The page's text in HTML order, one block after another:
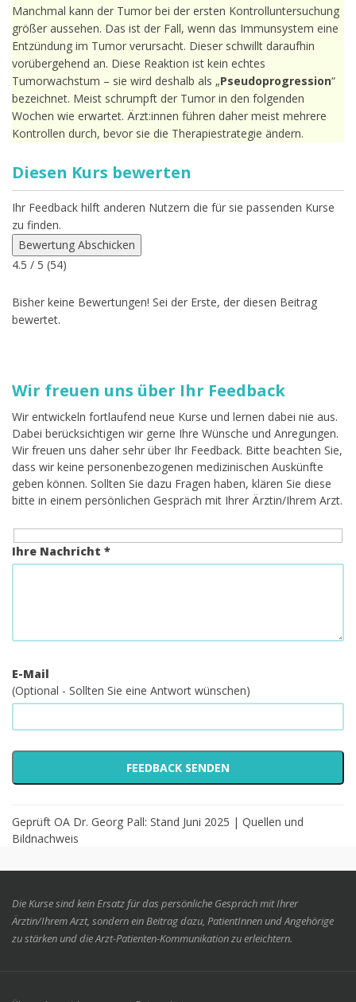
Manchmal kann der Tumor bei der ersten Kontrolluntersuchung
größer aussehen. Das ist der Fall, wenn das Immunsystem eine
Entzündung im Tumor verursacht. Dieser schwillt daraufhin
vorübergehend an. Diese Reaktion ist kein echtes
Tumorwachstum – sie wird deshalb als „Pseudoprogression“
bezeichnet. Meist schrumpft der Tumor in den folgenden
Wochen wie erwartet. Ärzt:innen führen daher meist mehrere
Kontrollen durch, bevor sie die Therapiestrategie ändern.
Diesen Kurs bewerten
Ihr Feedback hilft anderen Nutzern die für sie passenden Kurse
zu finden.
Bewertung Abschicken
4.5 / 5 (54)
Bisher keine Bewertungen! Sei der Erste, der diesen Beitrag
bewertet.
Wir freuen uns über Ihr Feedback
Wir entwickeln fortlaufend neue Kurse und lernen dabei nie aus.
Dabei berücksichtigen wir gerne Ihre Wünsche und Anregungen.
Wir freuen uns daher sehr über Ihr Feedback. Bitte beachten Sie,
dass wir keine personenbezogenen medizinischen Auskünfte
geben können. Sollten Sie dazu Fragen haben, klären Sie diese
bitte in einem persönlichen Gespräch mit Ihrer Ärztin/Ihrem Arzt.
Ihre Nachricht *
E-Mail
(Optional - Sollten Sie eine Antwort wünschen)
Geprüft OA Dr. Georg Pall: Stand Juni 2025 | Quellen und
Bildnachweis
Die Kurse sind kein Ersatz für das persönliche Gespräch mit Ihrer
Ärztin/Ihrem Arzt, sondern ein Beitrag dazu, PatientInnen und Angehörige
zu stärken und die Arzt-Patienten-Kommunikation zu erleichtern.